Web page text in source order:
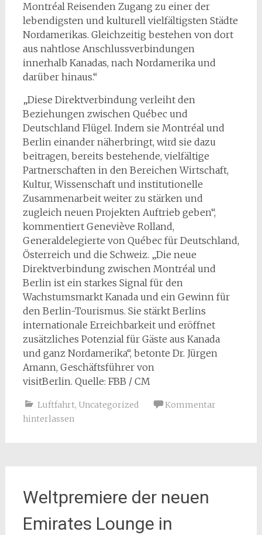
Montréal Reisenden Zugang zu einer der
lebendigsten und kulturell vielfältigsten Städte
Nordamerikas. Gleichzeitig bestehen von dort
aus nahtlose Anschlussverbindungen
innerhalb Kanadas, nach Nordamerika und
darüber hinaus.“
„Diese Direktverbindung verleiht den
Beziehungen zwischen Québec und
Deutschland Flügel. Indem sie Montréal und
Berlin einander näherbringt, wird sie dazu
beitragen, bereits bestehende, vielfältige
Partnerschaften in den Bereichen Wirtschaft,
Kultur, Wissenschaft und institutionelle
Zusammenarbeit weiter zu stärken und
zugleich neuen Projekten Auftrieb geben“,
kommentiert Geneviève Rolland,
Generaldelegierte von Québec für Deutschland,
Österreich und die Schweiz. „Die neue
Direktverbindung zwischen Montréal und
Berlin ist ein starkes Signal für den
Wachstumsmarkt Kanada und ein Gewinn für
den Berlin-Tourismus. Sie stärkt Berlins
internationale Erreichbarkeit und eröffnet
zusätzliches Potenzial für Gäste aus Kanada
und ganz Nordamerika“, betonte Dr. Jürgen
Amann, Geschäftsführer von
visitBerlin. Quelle: FBB / CM
Luftfahrt, Uncategorized
Kommentar
hinterlassen
Weltpremiere der neuen
Emirates Lounge in